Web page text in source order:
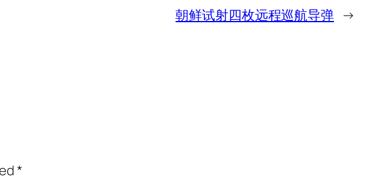
朝鲜试射四枚远程巡航导弹 →
*